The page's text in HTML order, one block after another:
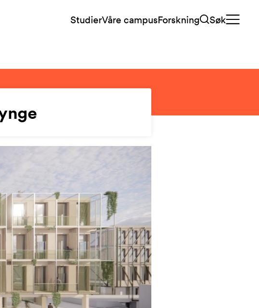
StudierVåre campusForskning Søk